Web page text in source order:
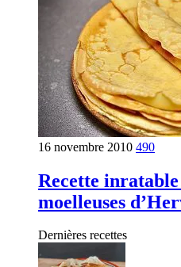
16 novembre 2010 490
Recette inratable
moelleuses
Dernières recettes